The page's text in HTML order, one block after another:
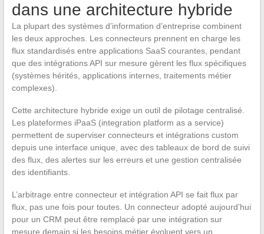
dans une architecture hybride
La plupart des systèmes d’information d’entreprise combinent
les deux approches. Les connecteurs prennent en charge les
flux standardisés entre applications SaaS courantes, pendant
que des intégrations API sur mesure gèrent les flux spécifiques
(systèmes hérités, applications internes, traitements métier
complexes).
Cette architecture hybride exige un outil de pilotage centralisé.
Les plateformes iPaaS (integration platform as a service)
permettent de superviser connecteurs et intégrations custom
depuis une interface unique, avec des tableaux de bord de suivi
des flux, des alertes sur les erreurs et une gestion centralisée
des identifiants.
L’arbitrage entre connecteur et intégration API se fait flux par
flux, pas une fois pour toutes. Un connecteur adopté aujourd’hui
pour un CRM peut être remplacé par une intégration sur
mesure demain si les besoins métier évoluent vers un